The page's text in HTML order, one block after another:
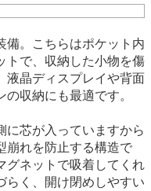
備。こちらはポケット内
トで、収納した小物を傷
液晶ディスプレイや背面
収納にも最適です。
に芯が入っていますから
崩れを防止する構造で
グネットで吸着してくれ
らく、開け閉めしやすい